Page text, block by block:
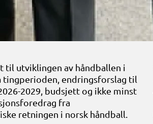
til utviklingen av håndballen i
tingperioden, endringsforslag til
2029, budsjett og ikke minst
fra
retningen i norsk håndball.